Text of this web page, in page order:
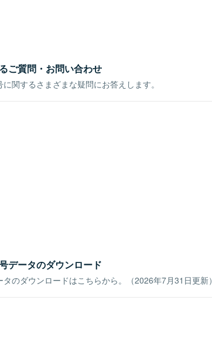
ご質問・お問い合わせ
に関するさまざまな疑問にお答えします。
データのダウンロード
タのダウンロードはこちらから。（2026年7月31日更新）